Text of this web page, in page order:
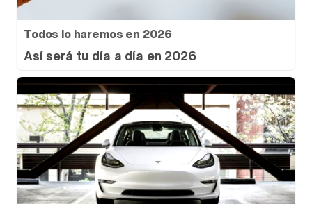
Todos lo haremos en 2026
Así será tu día a día en 2026